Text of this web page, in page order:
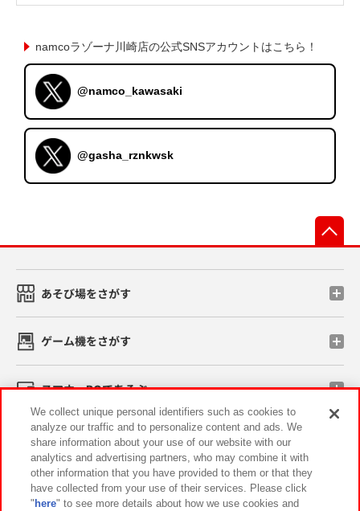
namcoラゾーナ川崎店の公式SNSアカウントはこちら！
@namco_kawasaki
@gasha_rznkwsk
あそび場をさがす
ゲーム機をさがす
スマホ・PCであそぶ
イベント・キャンペーン
We collect unique personal identifiers such as cookies to
analyze our traffic and to personalize content and ads. We
share information about your use of our website with our
analytics and advertising partners, who may combine it with
other information that you have provided to them or that they
have collected from your use of their services. Please click
" here" to see more details about how we use cookies and